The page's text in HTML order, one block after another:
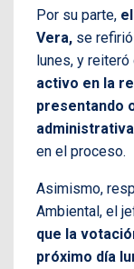
Por su parte,
Vera, se
lunes, y reiteró
activo en la
presentando
en el proceso.
Asimismo,
Ambiental, el
que la
próximo día